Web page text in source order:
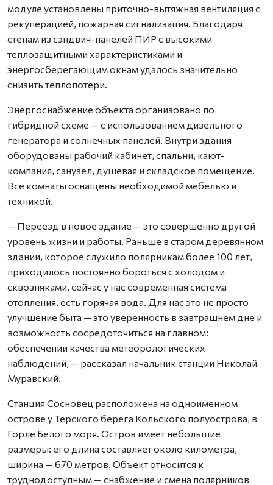
модуле установлены приточно-вытяжная вентиляция с
рекуперацией, пожарная сигнализация. Благодаря
стенам из сэндвич-панелей ПИР с высокими
теплозащитными характеристиками и
энергосберегающим окнам удалось значительно
снизить теплопотери.
Энергоснабжение объекта организовано по
гибридной схеме — с использованием дизельного
генератора и солнечных панелей. Внутри здания
оборудованы рабочий кабинет, спальни, кают-
компания, санузел, душевая и складское помещение.
Все комнаты оснащены необходимой мебелью и
техникой.
— Переезд в новое здание — это совершенно другой
уровень жизни и работы. Раньше в старом деревянном
здании, которое служило полярникам более 100 лет,
приходилось постоянно бороться с холодом и
сквозняками, сейчас у нас современная система
отопления, есть горячая вода. Для нас это не просто
улучшение быта — это уверенность в завтрашнем дне и
возможность сосредоточиться на главном:
обеспечении качества метеорологических
наблюдений, — рассказал начальник станции Николай
Муравский.
Станция Сосновец расположена на одноименном
острове у Терского берега Кольского полуострова, в
Горле Белого моря. Остров имеет небольшие
размеры: его длина составляет около километра,
ширина — 670 метров. Объект относится к
труднодоступным — снабжение и смена полярников